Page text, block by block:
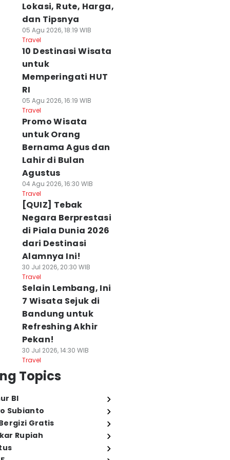
Lokasi, Rute, Harga,
dan Tipsnya
05 Agu 2026, 18:19 WIB
Travel
10 Destinasi Wisata
untuk
Memperingati HUT
RI
05 Agu 2026, 16:19 WIB
Travel
Promo Wisata
untuk Orang
Bernama Agus dan
Lahir di Bulan
Agustus
04 Agu 2026, 16:30 WIB
Travel
[QUIZ] Tebak
Negara Berprestasi
di Piala Dunia 2026
dari Destinasi
Alamnya Ini!
30 Jul 2026, 20:30 WIB
Travel
Selain Lembang, Ini
7 Wisata Sejuk di
Bandung untuk
Refreshing Akhir
Pekan!
30 Jul 2026, 14:30 WIB
Travel
Topics
BI
Subianto
Gratis
Rupiah